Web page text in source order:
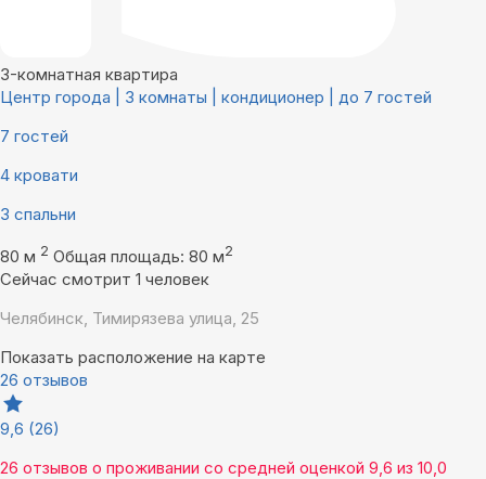
3-комнатная квартира
Центр города | 3 комнаты | кондиционер | до 7 гостей
7 гостей
4 кровати
3 спальни
80 м 2 Общая площадь: 80 м2
Сейчас смотрит 1 человек
Челябинск, Тимирязева улица, 25
Показать расположение на карте
26 отзывов
9,6 (26)
26 отзывов о проживании со средней оценкой 9,6 из 10,0